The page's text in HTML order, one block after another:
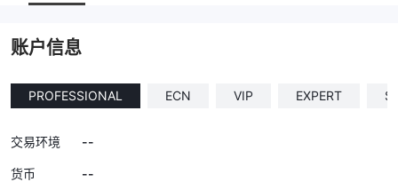
账户信息
PROFESSIONAL ECN VIP EXPERT
交易环境 --
货币 --